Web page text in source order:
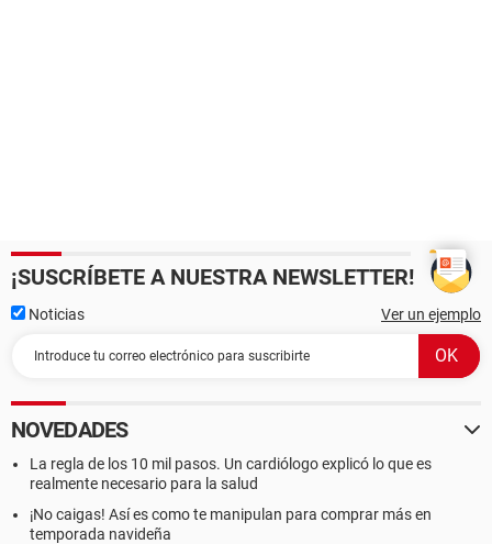
¡SUSCRÍBETE A NUESTRA NEWSLETTER!
Noticias Ver un ejemplo
NOVEDADES
La regla de los 10 mil pasos. Un cardiólogo explicó lo que es
realmente necesario para la salud
¡No caigas! Así es como te manipulan para comprar más en
temporada navideña